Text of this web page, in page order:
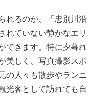
れるのが、「忠別川沿
れていない静かなエリ
できます。特に夕暮れ
美しく、写真撮影スポ
の人々も散歩やランニ
光客として訪れても自